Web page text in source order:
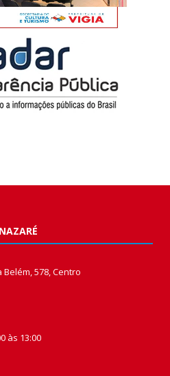
578, Centro
às 13:00